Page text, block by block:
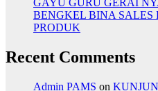
BENGKEL BINA
PRODUK
Recent Comments
Admin PAMS on